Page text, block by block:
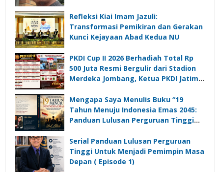
Refleksi Kiai Imam Jazuli:
Transformasi Pemikiran dan Gerakan
Kunci Kejayaan Abad Kedua NU
PKDI Cup II 2026 Berhadiah Total Rp
500 Juta Resmi Bergulir dari Stadion
Merdeka Jombang, Ketua PKDI Jatim:
Komunikasi Kades untuk Memajukan
Desa
Mengapa Saya Menulis Buku “19
Tahun Menuju Indonesia Emas 2045:
Panduan Lulusan Perguruan Tinggi
Depan”?
Serial Panduan Lulusan Perguruan
Tinggi Untuk Menjadi Pemimpin Masa
Depan ( Episode 1)